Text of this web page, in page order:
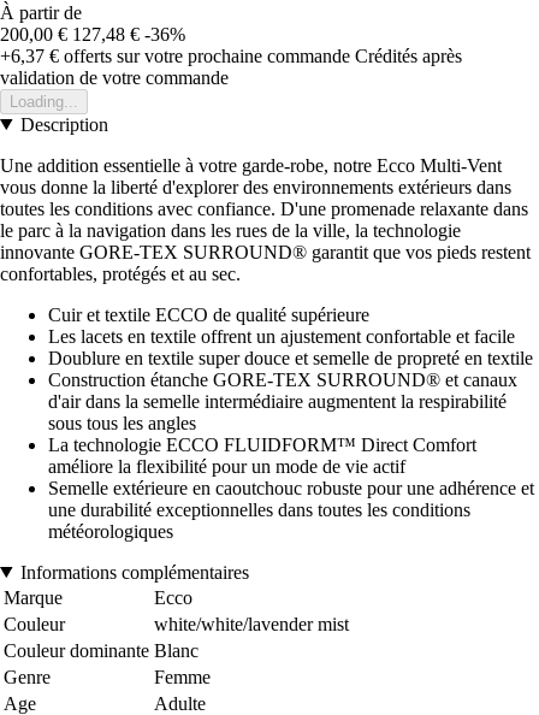
À partir de
200,00 € 127,48 € -36%
+6,37 € offerts sur votre prochaine commande Crédités après
validation de votre commande
Loading...
Description
Une addition essentielle à votre garde-robe, notre Ecco Multi-Vent
vous donne la liberté d'explorer des environnements extérieurs dans
toutes les conditions avec confiance. D'une promenade relaxante dans
le parc à la navigation dans les rues de la ville, la technologie
innovante GORE-TEX SURROUND® garantit que vos pieds restent
confortables, protégés et au sec.
Cuir et textile ECCO de qualité supérieure
Les lacets en textile offrent un ajustement confortable et facile
Doublure en textile super douce et semelle de propreté en textile
Construction étanche GORE-TEX SURROUND® et canaux
d'air dans la semelle intermédiaire augmentent la respirabilité
sous tous les angles
La technologie ECCO FLUIDFORM™ Direct Comfort
améliore la flexibilité pour un mode de vie actif
Semelle extérieure en caoutchouc robuste pour une adhérence et
une durabilité exceptionnelles dans toutes les conditions
météorologiques
Informations complémentaires
Marque
Ecco
Couleur
white/white/lavender mist
Couleur dominante Blanc
Genre
Femme
Age
Adulte